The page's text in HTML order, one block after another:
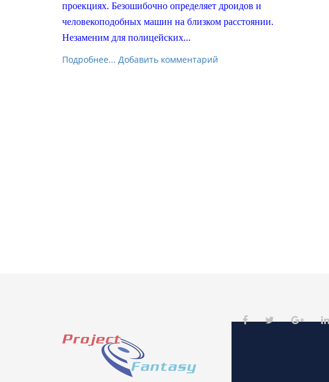
проекциях. Безошибочно определяет дроидов и
человекоподобных машин на близком расстоянии.
Незаменим для полицейских...
Подробнее... Добавить комментарий